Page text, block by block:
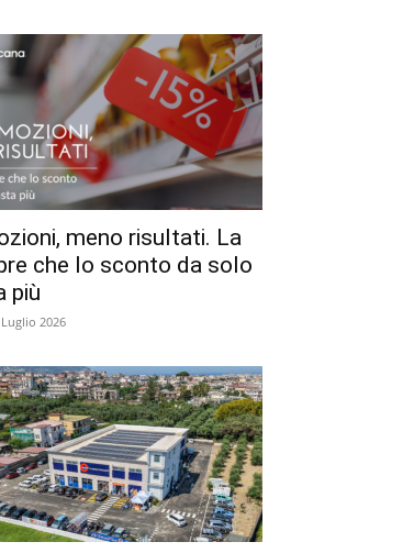
meno risultati. La
che lo sconto da solo
più
Luglio 2026